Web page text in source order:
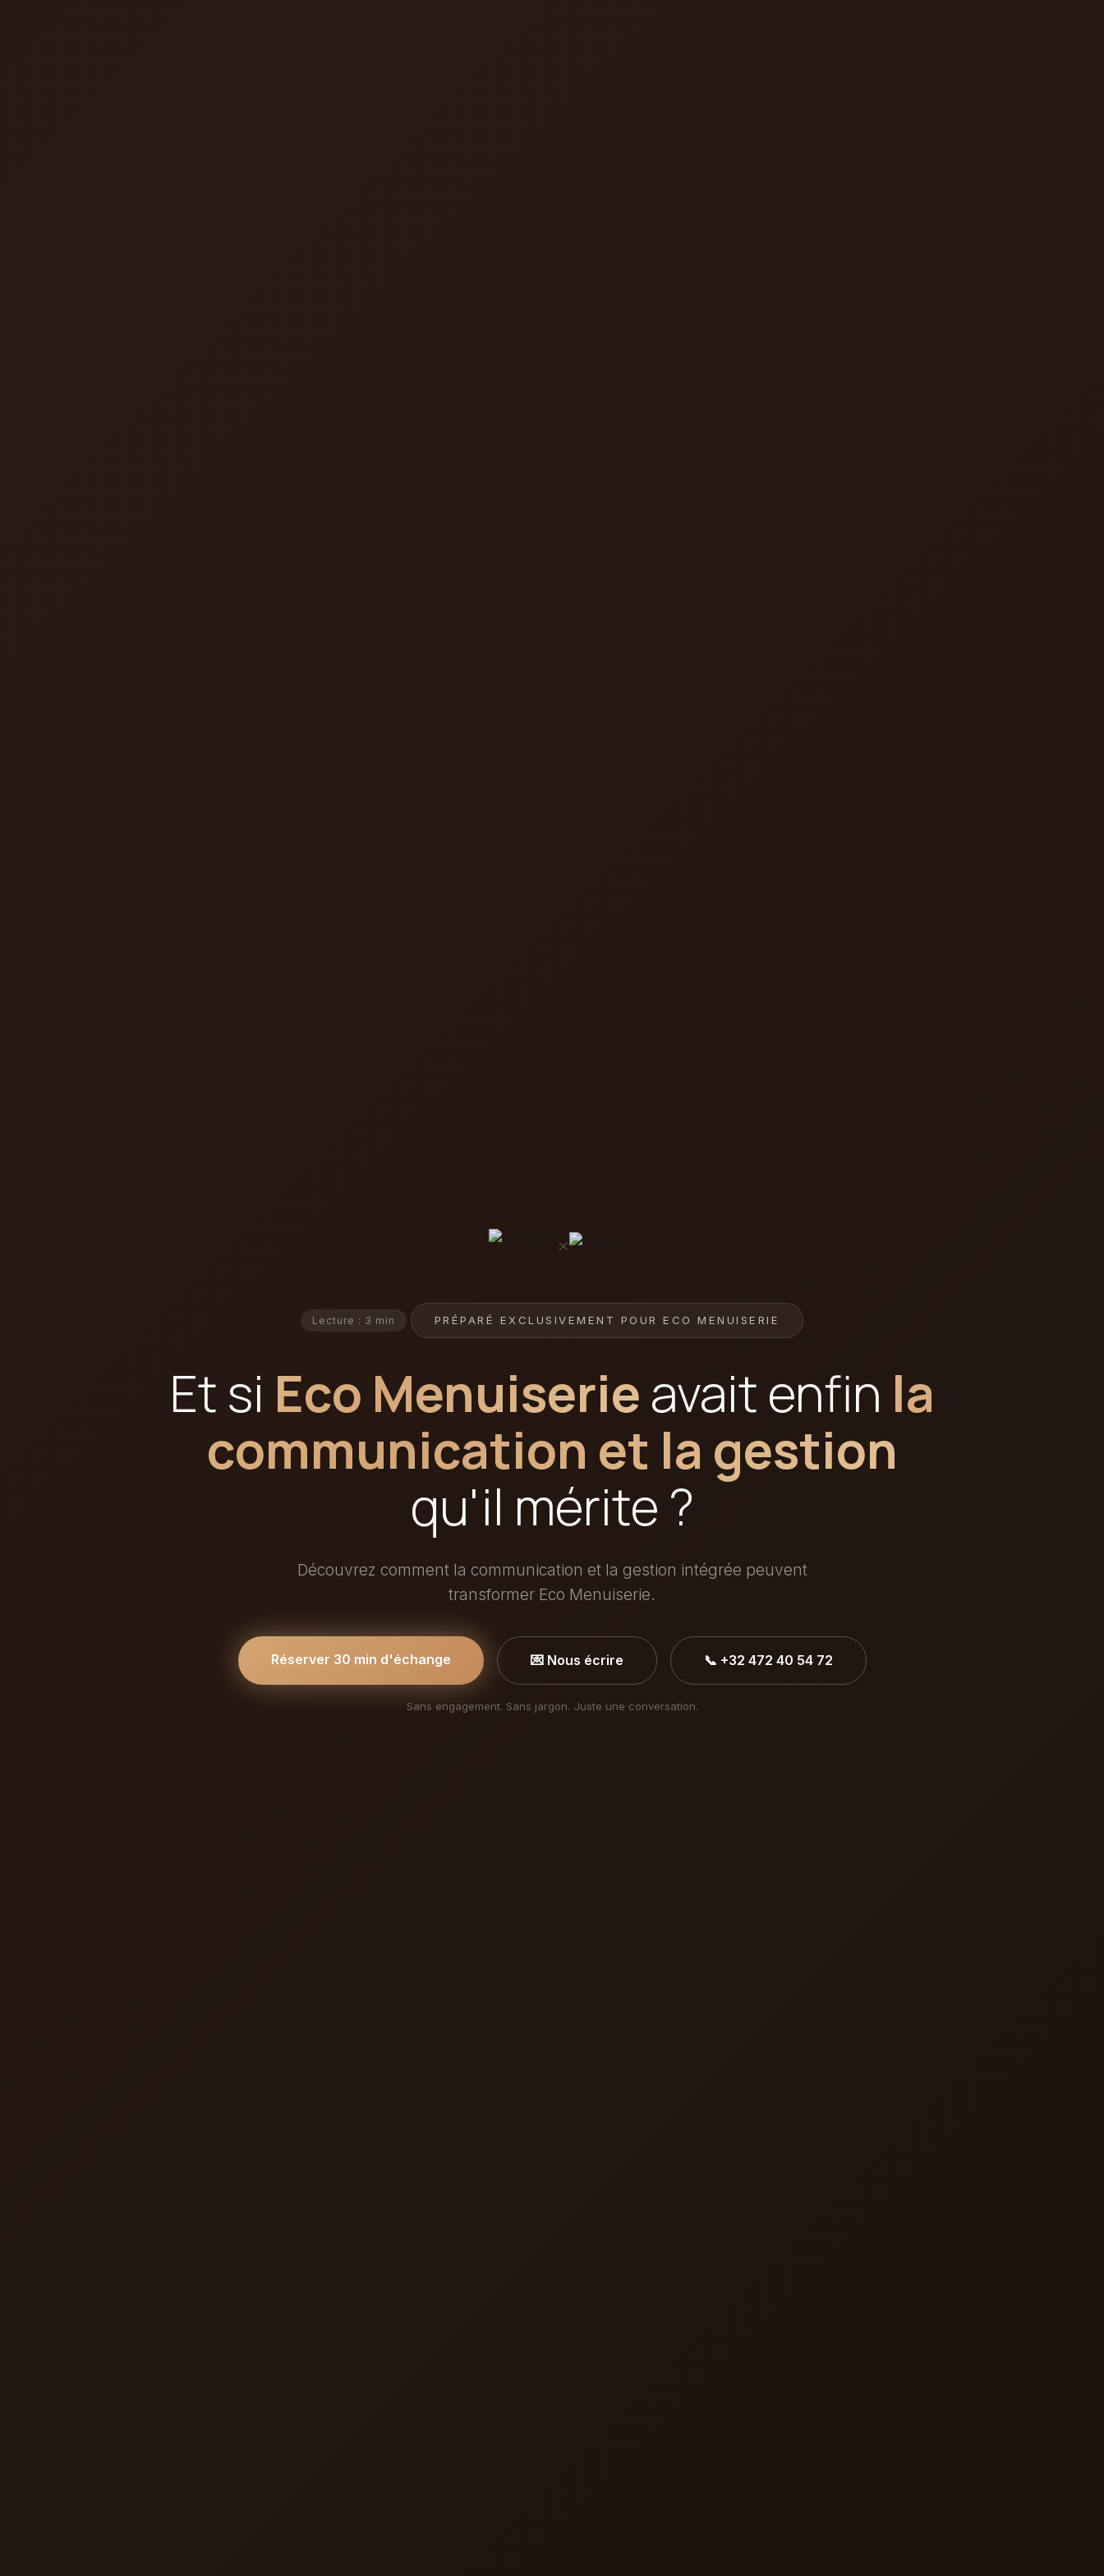
×
Lecture : 3 min PRÉPARÉ EXCLUSIVEMENT POUR ECO MENUISERIE
Et si Eco Menuiserieavait enfin la
communication et la gestion
qu'il mérite ?
Découvrez comment la communication et la gestion intégrée peuvent
transformer Eco Menuiserie.
Réserver 30 min d'échange 💌 Nous écrire 📞 +32 472 40 54 72
Sans engagement. Sans jargon. Juste une conversation.